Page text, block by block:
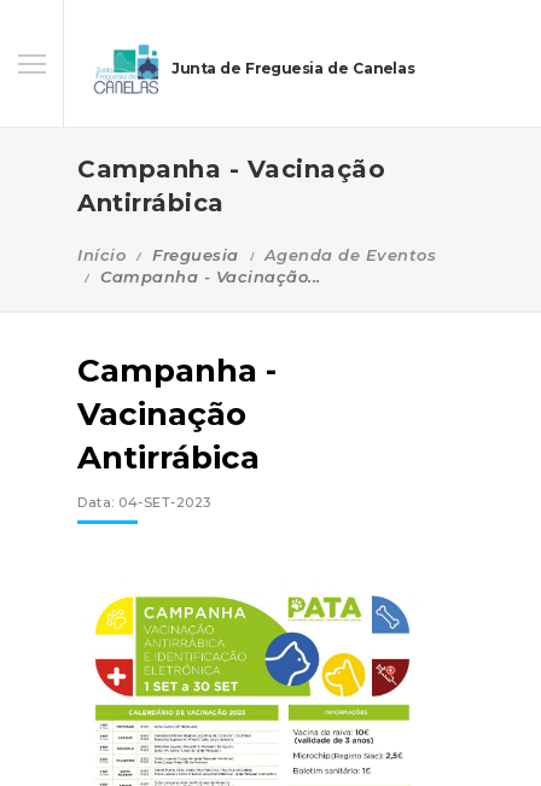
Junta de Freguesia de Canelas
Campanha - Vacinação
Antirrábica
Início Freguesia
Agenda de Eventos
Campanha - Vacinação...
Campanha -
Vacinação
Antirrábica
Data: 04-SET-2023